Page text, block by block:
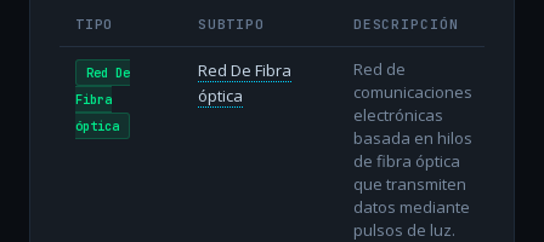
TIPO SUBTIPO DESCRIPCIÓN
Red De
Fibra
óptica
Red De Fibra
óptica
Red de
comunicaciones
electrónicas
basada en hilos
de fibra óptica
que transmiten
datos mediante
pulsos de luz.